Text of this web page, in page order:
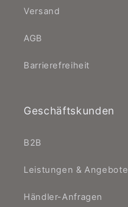
Versand
AGB
Barrierefreiheit
Geschäftskunden
B2B
Leistungen & Angebote
Händler-Anfragen